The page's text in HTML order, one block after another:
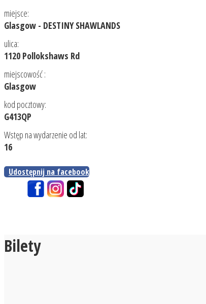
miejsce:
Glasgow - DESTINY SHAWLANDS
ulica:
1120 Pollokshaws Rd
miejscowość :
Glasgow
kod pocztowy:
G413QP
Wstęp na wydarzenie od lat:
16
Udostępnij na facebook
Bilety